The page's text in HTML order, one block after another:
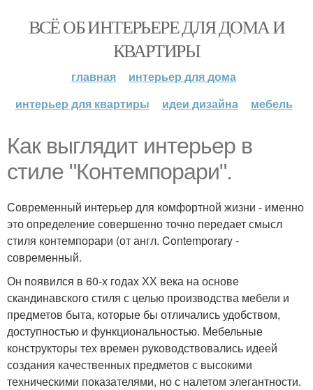
ВСЁ ОБ ИНТЕРЬЕРЕ ДЛЯ ДОМА И
КВАРТИРЫ
главная
интерьер для дома
интерьер для квартиры
идеи дизайна мебель
Как выглядит интерьер в
стиле "Контемпорари".
Современный интерьер для комфортной жизни - именно
это определение совершенно точно передает смысл
стиля контемпорари (от англ. Contemporary -
современный.
Он появился в 60-х годах ХХ века на основе
скандинавского стиля с целью производства мебели и
предметов быта, которые бы отличались удобством,
доступностью и функциональностью. Мебельные
конструкторы тех времен руководствовались идеей
создания качественных предметов с высокими
техническими показателями, но с налетом элегантности.